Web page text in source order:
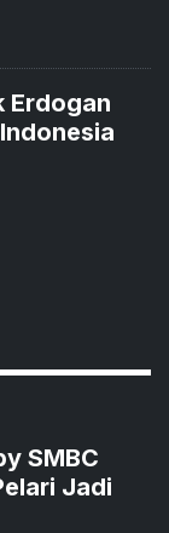
Erdogan
SMBC
Jadi